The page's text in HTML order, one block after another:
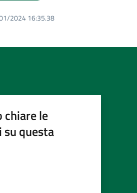
2024 16:35.38
chiare le
questa